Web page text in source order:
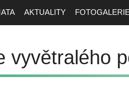
AKTUALITY
vyvětralého